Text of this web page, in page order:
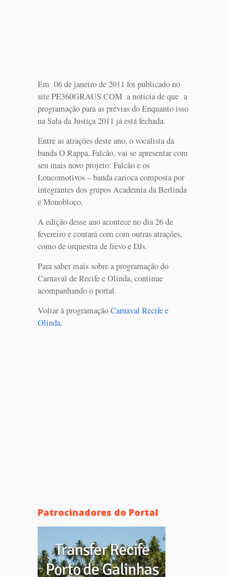
Em 06 de janeiro de 2011 foi publicado no
site PE360GRAUS.COM a notícia de que a
programação para as prévias do Enquanto isso
na Sala da Justiça 2011 já está fechada.
Entre as atrações deste ano, o vocalista da
banda O Rappa, Falcão, vai se apresentar com
seu mais novo projeto: Falcão e os
Loucomotivos – banda carioca composta por
integrantes dos grupos Academia da Berlinda
e Monobloco.
A edição desse ano acontece no dia 26 de
fevereiro e contará com com outras atrações,
como de orquestra de frevo e DJs.
Para saber mais sobre a programação do
Carnaval de Recife e Olinda, continue
acompanhando o portal.
Voltar à programaçãoCarnaval Recife e
Olinda.
Patrocinadores do Portal